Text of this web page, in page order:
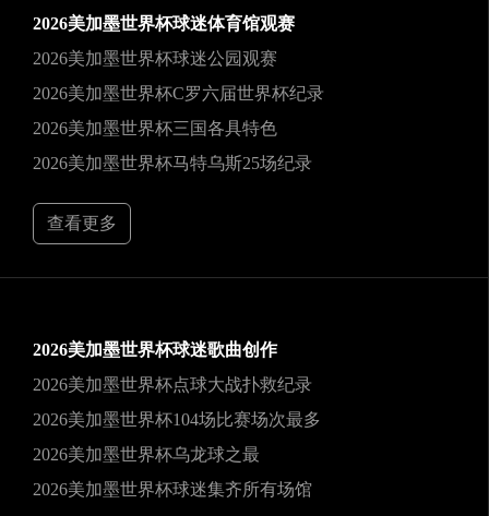
2026美加墨世界杯球迷体育馆观赛
2026美加墨世界杯球迷公园观赛
2026美加墨世界杯C罗六届世界杯纪录
2026美加墨世界杯三国各具特色
2026美加墨世界杯马特乌斯25场纪录
查看更多
2026美加墨世界杯球迷歌曲创作
2026美加墨世界杯点球大战扑救纪录
2026美加墨世界杯104场比赛场次最多
2026美加墨世界杯乌龙球之最
2026美加墨世界杯球迷集齐所有场馆